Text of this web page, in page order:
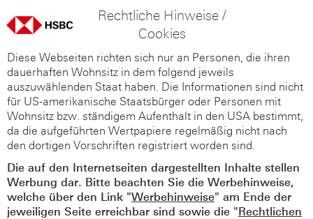
Rechtliche Hinweise /
Cookies
Diese Webseiten richten sich nur an Personen, die ihren
dauerhaften Wohnsitz in dem folgend jeweils
auszuwählenden Staat haben. Die Informationen sind nicht
für US-amerikanische Staatsbürger oder Personen mit
Wohnsitz bzw. ständigem Aufenthalt in den USA bestimmt,
da die aufgeführten Wertpapiere regelmäßig nicht nach
den dortigen Vorschriften registriert worden sind.
Die auf den Internetseiten dargestellten Inhalte stellen
Werbung dar. Bitte beachten Sie die Werbehinweise,
welche über den Link "Werbehinweise" am Ende der
jeweiligen Seite erreichbar sind sowie die "Rechtlichen